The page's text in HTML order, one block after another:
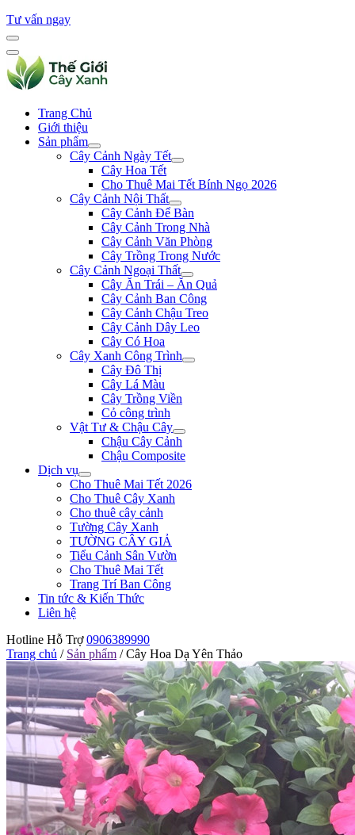
Tư vấn ngay
Trang Chủ
Giới thiệu
Sản phẩm
Cây Cảnh Ngày Tết
Cây Hoa Tết
Cho Thuê Mai Tết Bính Ngọ 2026
Cây Cảnh Nội Thất
Cây Cảnh Để Bàn
Cây Cảnh Trong Nhà
Cây Cảnh Văn Phòng
Cây Trồng Trong Nước
Cây Cảnh Ngoại Thất
Cây Ăn Trái – Ăn Quả
Cây Cảnh Ban Công
Cây Cảnh Chậu Treo
Cây Cảnh Dây Leo
Cây Có Hoa
Cây Xanh Công Trình
Cây Đô Thị
Cây Lá Màu
Cây Trồng Viền
Cỏ công trình
Vật Tư & Chậu Cây
Chậu Cây Cảnh
Chậu Composite
Dịch vụ
Cho Thuê Mai Tết 2026
Cho Thuê Cây Xanh
Cho thuê cây cảnh
Tường Cây Xanh
TƯỜNG CÂY GIẢ
Tiểu Cảnh Sân Vườn
Cho Thuê Mai Tết
Trang Trí Ban Công
Tin tức & Kiến Thức
Liên hệ
Hotline Hỗ Trợ 0906389990
Trang chủ / Sản phẩm / Cây Hoa Dạ Yên Thảo